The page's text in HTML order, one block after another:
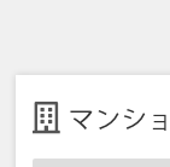
マンシ